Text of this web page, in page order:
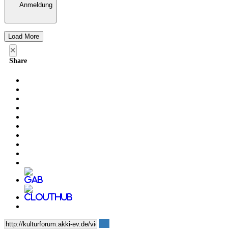
Anmeldung
Load More
×
Share